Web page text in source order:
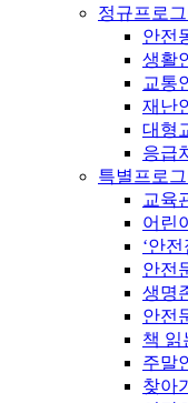
정규프로
안전
생활
교통
재난
대형
응급
특별프로
교육
어린
‘안
안전
생명
안전
책 읽
주말
찾아